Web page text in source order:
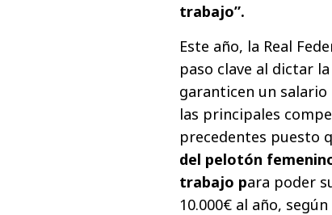
trabajo”.
Este año, la Real
paso clave al dictar
garanticen un
las principales
precedentes puesto
del pelotón
trabajo para poder
10.000€ al año,